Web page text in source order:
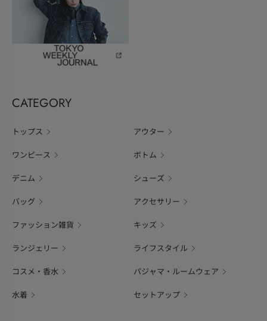
CATEGORY
トップス アウター
ワンピース ボトム
デニム シューズ
バッグ アクセサリー
ファッション雑貨 キッズ
ランジェリー ライフスタイル
コスメ・香水 パジャマ・ルームウェア
水着 セットアップ